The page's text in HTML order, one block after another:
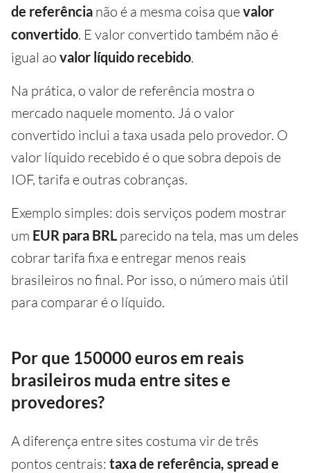
de referência não é a mesma coisa quevalor
convertido. E valor convertido também não é
igual ao valor líquido recebido.
Na prática, o valor de referência mostra o
mercado naquele momento. Já o valor
convertido inclui a taxa usada pelo provedor. O
valor líquido recebido é o que sobra depois de
IOF, tarifa e outras cobranças.
Exemplo simples: dois serviços podem mostrar
um EUR para BRL parecido na tela, mas um deles
cobrar tarifa fixa e entregar menos reais
brasileiros no final. Por isso, o número mais útil
para comparar é o líquido.
Por que 150000 euros em reais
brasileiros muda entre sites e
provedores?
A diferença entre sites costuma vir de três
pontos centrais: taxa de referência, spread e